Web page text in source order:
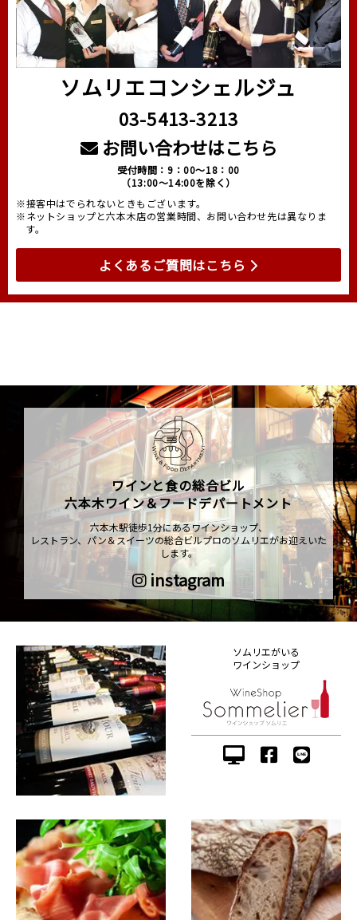
ソムリエコンシェルジュ
03-5413-3213
お問い合わせはこちら
受付時間：9：00～18：00
（13:00～14:00を除く）
※接客中はでられないときもございます。
※ネットショップと六本木店の営業時間、お問い合わせ先は異なりま
す。
よくあるご質問はこちら
ワインと食の総合ビル
六本木ワイン＆フードデパートメント
六本木駅徒歩1分にあるワインショップ、
レストラン、パン＆スイーツの総合ビルプロのソムリエがお迎えいた
します。
instagram
ソムリエがいる
ワインショップ